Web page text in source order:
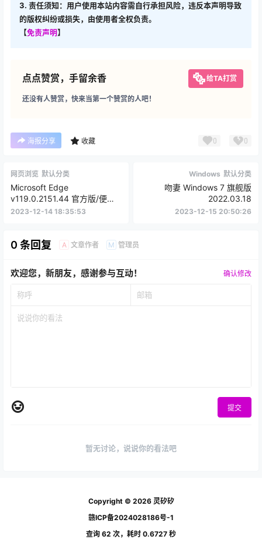
3. 责任须知：用户使用本站内容需自行承担风险，违反本声明导致
的版权纠纷或损失，由使用者全权负责。
【免责声明】
点点赞赏，手留余香 给TA打赏
还没有人赞赏，快来当第一个赞赏的人吧！
海报分享 收藏 0 0
网页浏览 默认分类
Microsoft Edge
v119.0.2151.44 官方版/便携
版
2023-12-14 18:35:53
Windows 默认分类
吻妻 Windows 7 旗舰版
2022.03.18
2023-12-15 20:50:26
0 条回复 A 文章作者 M 管理员
欢迎您，新朋友，感谢参与互动！ 确认修改
提交
暂无讨论，说说你的看法吧
Copyright © 2026灵矽矽
赣ICP备2024028186号-1
查询 62 次，耗时 0.6727 秒